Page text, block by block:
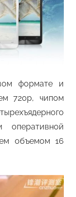
формате и
720p, чипом
оперативной
объемом 16